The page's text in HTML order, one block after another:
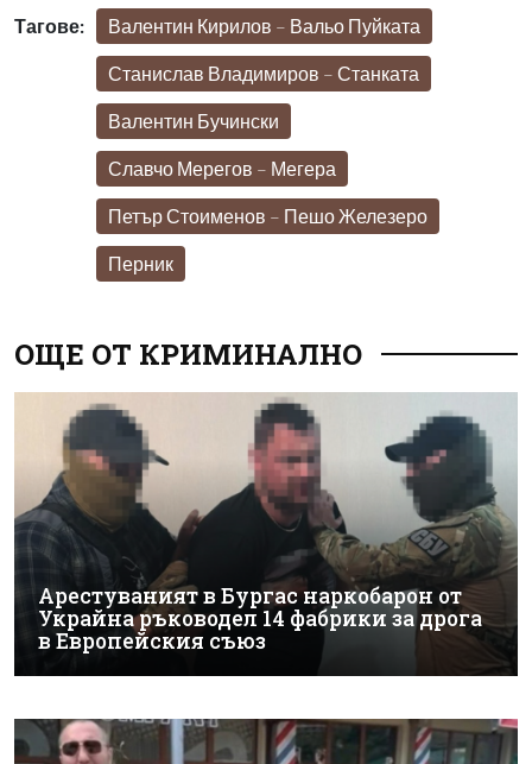
Тагове: Валентин Кирилов – Вальо Пуйката
Станислав Владимиров – Станката
Валентин Бучински
Славчо Мерегов – Мегера
Петър Стоименов – Пешо Железеро
Перник
ОЩЕ ОТ КРИМИНАЛНО
Арестуваният в Бургас наркобарон от
Украйна ръководел 14 фабрики за дрога
в Европейския съюз